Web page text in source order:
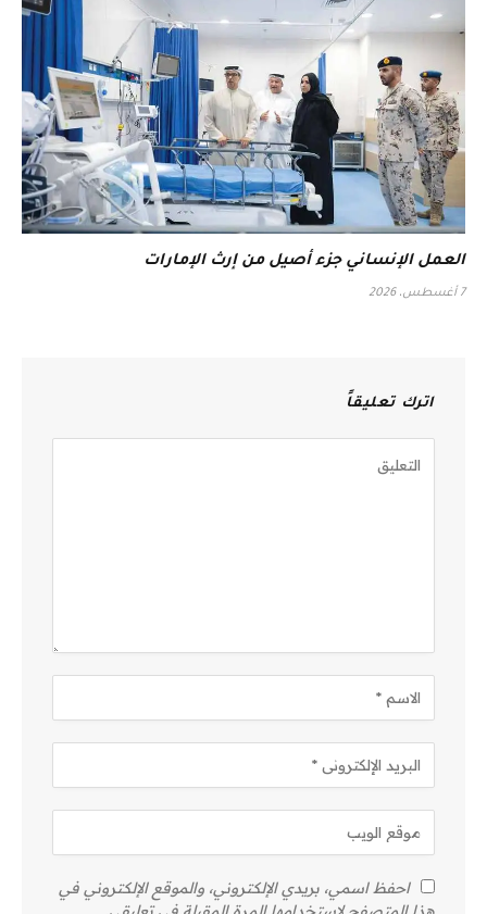
العمل الإنساني جزء أصيل من إرث الإمارات
7 أغسطس، 2026
اترك تعليقاً
احفظ اسمي، بريدي الإلكتروني، والموقع الإلكتروني في